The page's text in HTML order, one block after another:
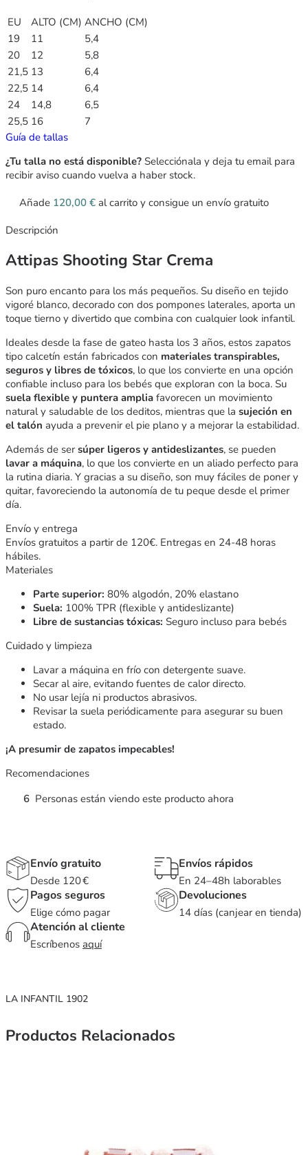
EU ALTO (CM) ANCHO (CM)
19
11
5,4
20
12
5,8
21,5 13
6,4
22,5 14
6,4
24
14,8
6,5
25,5 16
7
Guía de tallas
¿Tu talla no está disponible? Selecciónala y deja tu email para
recibir aviso cuando vuelva a haber stock.
Añade 120,00 € al carrito y consigue un envío gratuito
Descripción
Attipas Shooting Star Crema
Son puro encanto para los más pequeños. Su diseño en tejido
vigoré blanco, decorado con dos pompones laterales, aporta un
toque tierno y divertido que combina con cualquier look infantil.
Ideales desde la fase de gateo hasta los 3 años, estos zapatos
tipo calcetín están fabricados con materiales transpirables,
seguros y libres de tóxicos, lo que los convierte en una opción
confiable incluso para los bebés que exploran con la boca. Su
suela flexible y puntera amplia favorecen un movimiento
natural y saludable de los deditos, mientras que la sujeción en
el talón ayuda a prevenir el pie plano y a mejorar la estabilidad.
Además de ser súper ligeros y antideslizantes, se pueden
lavar a máquina, lo que los convierte en un aliado perfecto para
la rutina diaria. Y gracias a su diseño, son muy fáciles de poner y
quitar, favoreciendo la autonomía de tu peque desde el primer
día.
Envío y entrega
Envíos gratuitos a partir de 120€. Entregas en 24-48 horas
hábiles.
Materiales
Parte superior: 80% algodón, 20% elastano
Suela: 100% TPR (flexible y antideslizante)
Libre de sustancias tóxicas: Seguro incluso para bebés
Cuidado y limpieza
Lavar a máquina en frío con detergente suave.
Secar al aire, evitando fuentes de calor directo.
No usar lejía ni productos abrasivos.
Revisar la suela periódicamente para asegurar su buen
estado.
¡A presumir de zapatos impecables!
Recomendaciones
6 Personas están viendo este producto ahora
Envío gratuito
Desde 120 €
Envíos rápidos
En 24–48h laborables
Pagos seguros
Elige cómo pagar
Devoluciones
14 días (canjear en tienda)
Atención al cliente
Escríbenos aquí
LA INFANTIL 1902
Productos Relacionados